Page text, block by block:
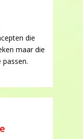
die
maar die